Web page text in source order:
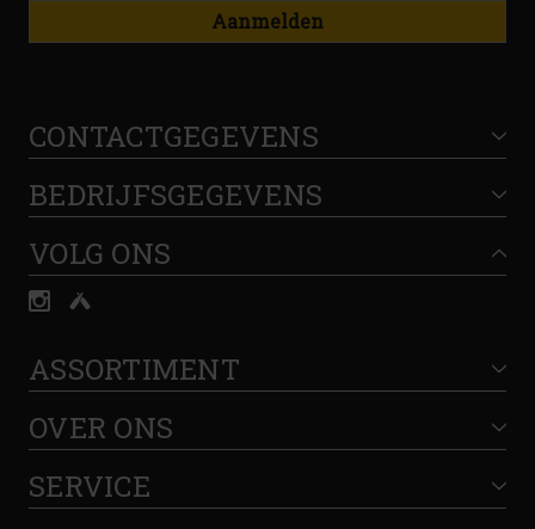
Aanmelden
CONTACTGEGEVENS
BEDRIJFSGEGEVENS
VOLG ONS
ASSORTIMENT
OVER ONS
SERVICE